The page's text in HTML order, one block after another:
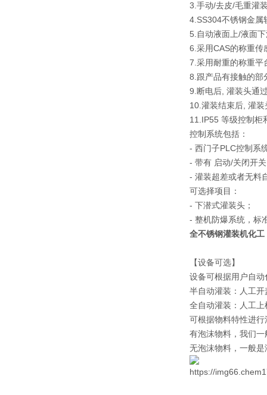
3.手动/去皮/毛重灌
4.SS304不锈钢金属
5.自动液面上/液面
6.采用CAS的称重传
7.采用耐重的称重平
8.跟产品有接触的部
9.断电后, 灌装头通
10.灌装结束后, 灌
11.IP55 等级控制柜
控制系统包括：
- 西门子PLC控制系
- 带有 启动/关闭开
- 灌装超差或者无料
可选择项目：
- 下潜式灌装头；
- 整机防爆系统，标
全不锈钢灌装机化
【设备可选】
设备可根据用户自
半自动灌装：人工
全自动灌装：人工
可根据物料特性进行
有泡沫物料，我们
无泡沫物料，一般